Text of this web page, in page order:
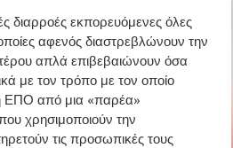
διαρροές εκπορευόμενες όλες
αφενός διαστρεβλώνουν την
απλά επιβεβαιώνουν όσα
με τον τρόπο με τον οποίο
η ΕΠΟ από μια «παρέα»
χρησιμοποιούν την
τις προσωπικές τους